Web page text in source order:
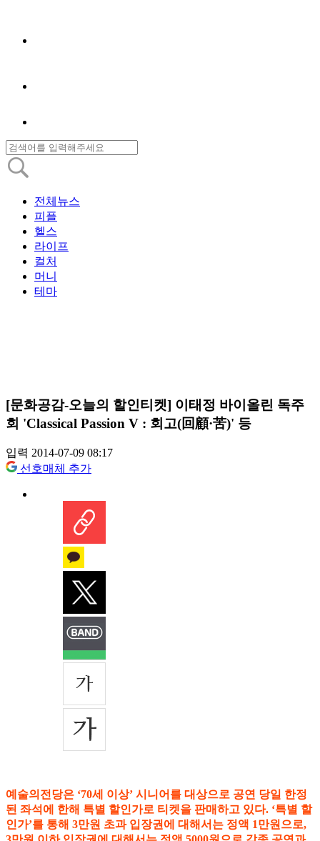
전체뉴스
피플
헬스
라이프
컬처
머니
테마
[문화공감-오늘의 할인티켓] 이태정 바이올린 독주
회 'Classical Passion V : 회고(回顧·苦)' 등
입력 2014-07-09 08:17
선호매체 추가
예술의전당은 ‘70세 이상’ 시니어를 대상으로 공연 당일 한정
된 좌석에 한해 특별 할인가로 티켓을 판매하고 있다. ‘특별 할
인가’를 통해 3만원 초과 입장권에 대해서는 정액 1만원으로,